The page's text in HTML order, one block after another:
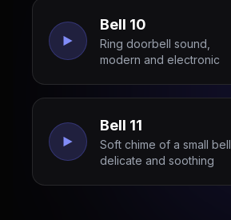
Bell 10
Ring doorbell sound,
modern and electronic
Bell 11
Soft chime of a small bell,
delicate and soothing